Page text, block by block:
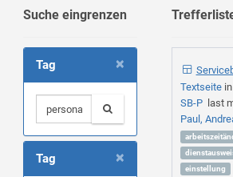
Suche eingrenzen
×
Tag
×
Tag
Textseite in
SB-Plast
Paul,
einstellung